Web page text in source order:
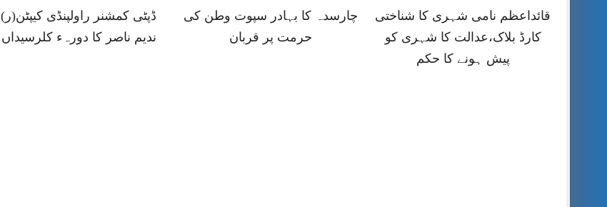
قائداعظم نامی شہری کا شناختی
کارڈ بلاک،عدالت کا شہری کو
پیش ہونے کا حکم
چارسدہ کا بہادر سپوت وطن کی
حرمت پر قربان
ڈپٹی کمشنر راولپنڈی کیپٹن(ر)
ندیم ناصر کا دورہء کلرسیداں